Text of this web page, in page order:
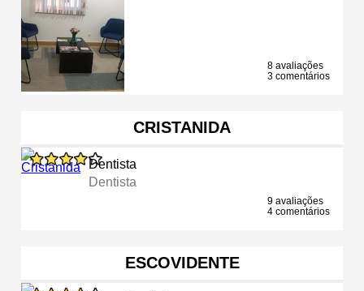
8 avaliações
3 comentários
CRISTANIDA
Dentista
Dentista
9 avaliações
4 comentários
ESCOVIDENTE